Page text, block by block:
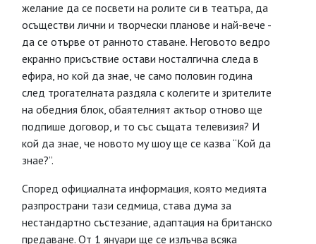
желание да се посвети на ролите си в театъра, да
осъществи лични и творчески планове и най-вече -
да се отърве от ранното ставане. Неговото ведро
екранно присъствие остави носталгична следа в
ефира, но кой да знае, че само половин година
след трогателната раздяла с колегите и зрителите
на обедния блок, обаятелният актьор отново ще
подпише договор, и то със същата телевизия? И
кой да знае, че новото му шоу ще се казва “Кой да
знае?”.
Според официалната информация, която медията
разпространи тази седмица, става дума за
нестандартно състезание, адаптация на британско
предаване. От 1 януари ще се излъчва всяка